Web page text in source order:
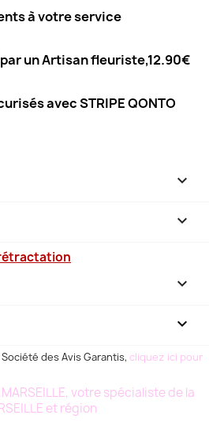
à votre service
un Artisan fleuriste,12.90€
avec STRIPE QONTO



keyboard_arrow_down
des Avis Garantis, cliquez ici pour
votre spécialiste de la
et région